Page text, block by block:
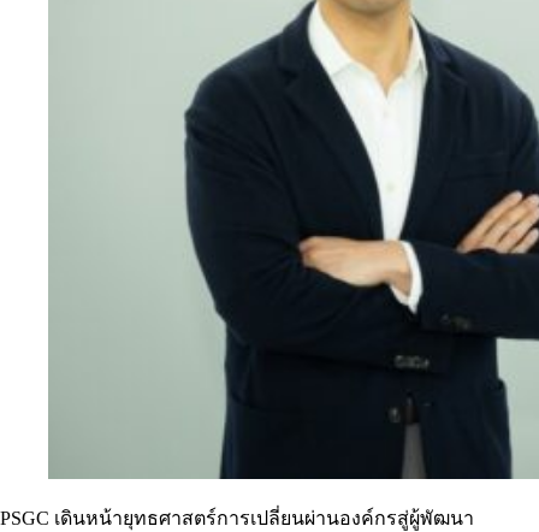
PSGC เดินหน้ายุทธศาสตร์การเปลี่ยนผ่านองค์กรสู่ผู้พัฒนา